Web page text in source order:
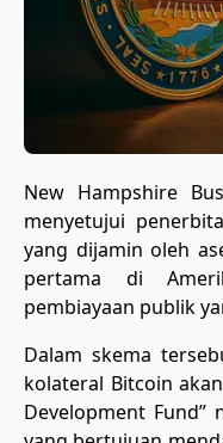
New Hampshire
menyetujui
yang dijamin oleh
pertama di
pembiayaan publik
Dalam skema
kolateral Bitcoin
Development Fund”